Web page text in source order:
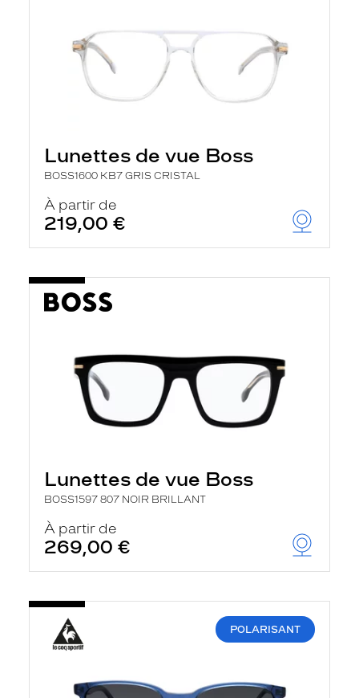
Lunettes de vue Boss
BOSS1600 KB7 GRIS CRISTAL
À partir de
219,00 €
Lunettes de vue Boss
BOSS1597 807 NOIR BRILLANT
À partir de
269,00 €
POLARISANT